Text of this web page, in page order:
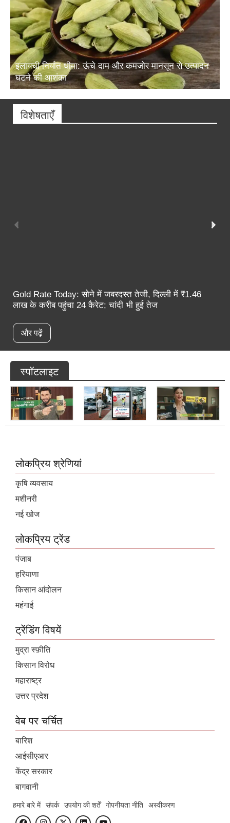
इलायची निर्यात धीमा: ऊंचे दाम और कमजोर मानसून से उत्पादन
घटने की आशंका
विशेषताएँ
यूपी अनुपूरक बजट 2026: ग्रामीण विकास के लिए 17,942 करोड़
रुपये का प्रावधान; आजीविका और कृषि पर सबसे बड़ा जोर
और पढ़ें
स्पॉटलाइट
लोकप्रिय श्रेणियां
कृषि व्यवसाय
मशीनरी
नई खोज
लोकप्रिय ट्रेंड
पंजाब
हरियाणा
किसान आंदोलन
महंगाई
ट्रेंडिंग विषयें
मुद्रा स्फ़ीति
किसान विरोध
महाराष्ट्र
उत्तर प्रदेश
वेब पर चर्चित
बारिश
आईसीएआर
केंद्र सरकार
बागवानी
हमारे बारे में संपर्क उपयोग की शर्तें गोपनीयता नीति अस्वीकरण